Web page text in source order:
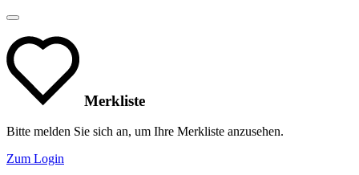
Merkliste
Bitte melden Sie sich an, um Ihre Merkliste anzusehen.
Zum Login